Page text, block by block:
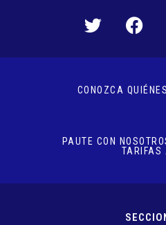
CONOZCA
PAUTE CON
TARIFAS